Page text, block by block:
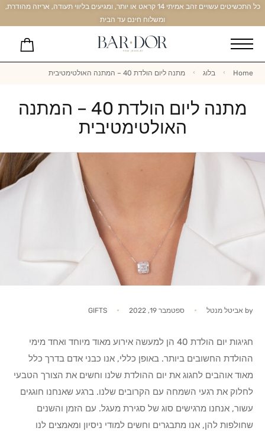
כל התכשיטים עשויים זהב אמיתי 14 קראט או יותר, ומגיעים בליווי תעודה, אריזה מהודרת,
ומשלוח חינם עד הבית
Home בלוג מתנה ליום הולדת 40 – המתנה האולטימטיבית
מתנה ליום הולדת 40 – המתנה
האולטימטיבית
by אביטל מנטל ספטמבר 19, 2022 GIFTS
חגיגות יום הולדת 40 הן למעשה אירוע מאוד מיוחד ואחד מימי
ההולדת החשובים ביותר. באופן כללי, אנו כבני אדם בדרך כלל
מאוד אוהבים לחגוג את יום ההולדת שלנו וחשים את הצורך הטבעי
לחלוק את רגעי השמחה עם הקרובים שלנו. ברגע שאנחנו חוגגים
עשור, אנחנו מרגישים סוג של סגירת מעגל. עם הזמן והשנים
שחולפות להן, אנו מתבגרים וחשים למודי ניסיון ומאמצים לנו